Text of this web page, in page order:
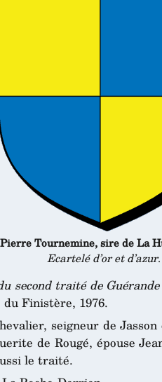
Pierre Tournemine, sire de La
Ecartelé d’or et d’azur.
second traité de
Finistère, 1976.
seigneur de
de Rougé, épouse
le traité.